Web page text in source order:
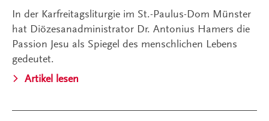
In der Karfreitagsliturgie im St.-Paulus-Dom Münster
hat Diözesanadministrator Dr. Antonius Hamers die
Passion Jesu als Spiegel des menschlichen Lebens
gedeutet.
Artikel lesen